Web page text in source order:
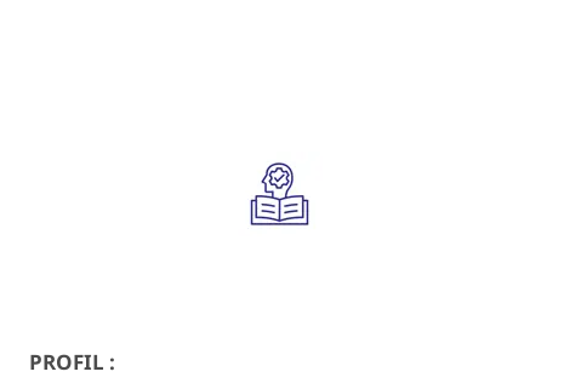
PROFIL :